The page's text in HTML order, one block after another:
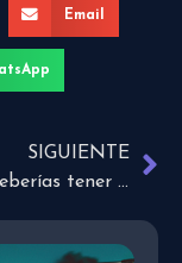
Email
SIGUIENTE
Lo que deberías tener para ser una persona feliz